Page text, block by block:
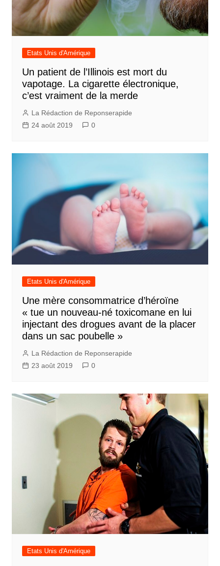
Etats Unis d'Amérique
Un patient de l’Illinois est mort du
vapotage. La cigarette électronique,
c’est vraiment de la merde
La Rédaction de Reponserapide
24 août 2019
0
Etats Unis d'Amérique
Une mère consommatrice d’héroïne
« tue un nouveau-né toxicomane en lui
injectant des drogues avant de la placer
dans un sac poubelle »
La Rédaction de Reponserapide
23 août 2019
0
Etats Unis d'Amérique